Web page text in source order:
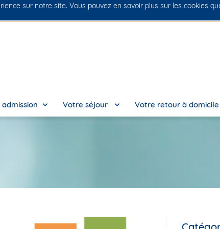
Votre séjour Votre retour à domicile
sur notre site. Vous pouvez en savoir plus sur les cookies